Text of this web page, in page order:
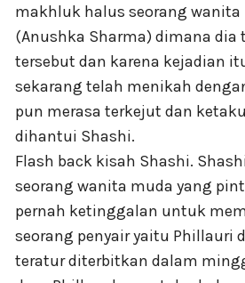
makhluk halus seorang wanita
(Anushka Sharma) dimana dia
tersebut dan karena kejadian
sekarang telah menikah
pun merasa terkejut dan
dihantui Shashi.
Flash back kisah Shashi.
seorang wanita muda yang
pernah ketinggalan untuk
seorang penyair yaitu Phillauri
teratur diterbitkan dalam